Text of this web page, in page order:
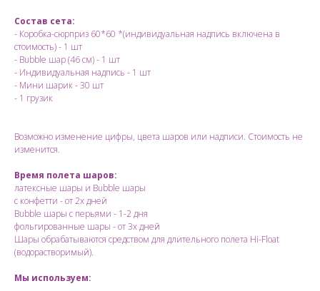
Состав сета:
- Коробка-сюрприз 60*60 *(индивидуальная надпись включена в
стоимость) - 1 шт
- Bubble шар (46 см) - 1 шт
- Индивидуальная надпись - 1 шт
- Мини шарик - 30 шт
- 1 грузик
Возможно изменение цифры, цвета шаров или надписи. Стоимость не
изменится.
Время полета шаров:
латексные шары и Bubble шары
с конфетти - от 2х дней
Bubble шары с перьями - 1-2 дня
фольгированные шары - от 3х дней
Шары обрабатываются средством для длительного полета Hi-Float
(водорастворимый).
Мы используем: